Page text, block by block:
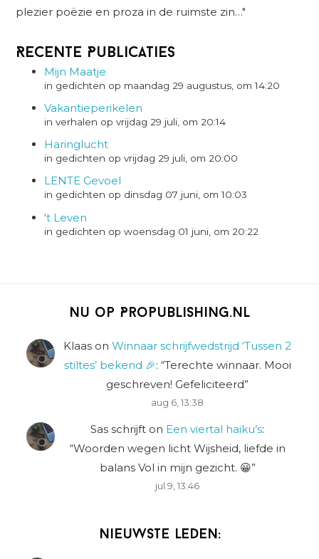
plezier poëzie en proza in de ruimste zin…"
Recente Publicaties
Mijn Maatje
in gedichten op maandag 29 augustus, om 14:20
Vakantieperikelen
in verhalen op vrijdag 29 juli, om 20:14
Haringlucht
in gedichten op vrijdag 29 juli, om 20:00
LENTE Gevoel
in gedichten op dinsdag 07 juni, om 10:03
't Leven
in gedichten op woensdag 01 juni, om 20:22
Nu op Propublishing.nl
Klaas on Winnaar schrijfwedstrijd ‘Tussen 2
stiltes’ bekend 🎉: “Terechte winnaar. Mooi
geschreven! Gefeliciteerd”
aug 6, 13:38
Sas schrijft on Een viertal haiku’s:
“Woorden wegen licht Wijsheid, liefde in
balans Vol in mijn gezicht. 😀”
jul 9, 13:46
Nieuwste leden: